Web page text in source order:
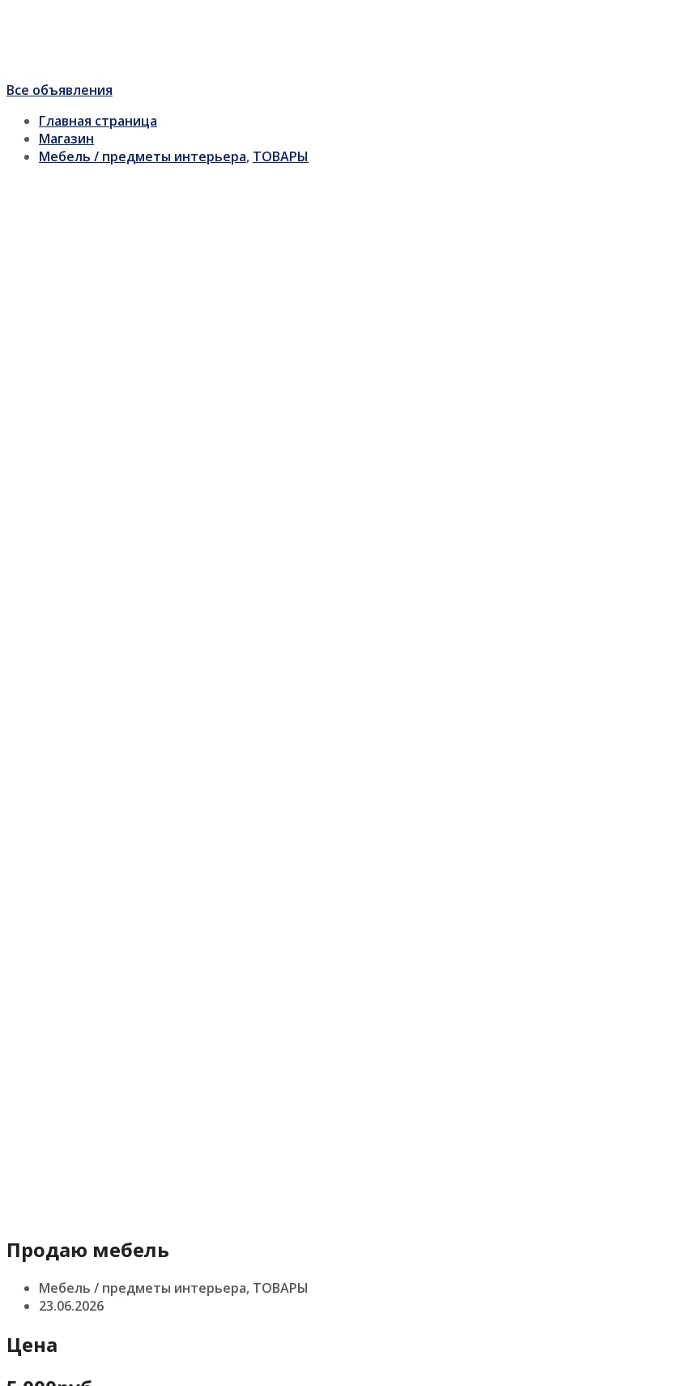
Все объявления
Главная страница
Магазин
Мебель / предметы интерьера, ТОВАРЫ
Продаю мебель
Мебель / предметы интерьера, ТОВАРЫ
23.06.2026
Цена